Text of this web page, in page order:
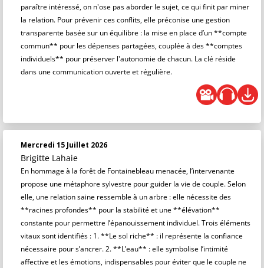
paraître intéressé, on n'ose pas aborder le sujet, ce qui finit par miner
la relation. Pour prévenir ces conflits, elle préconise une gestion
transparente basée sur un équilibre : la mise en place d’un **compte
commun** pour les dépenses partagées, couplée à des **comptes
individuels** pour préserver l'autonomie de chacun. La clé réside
dans une communication ouverte et régulière.
Mercredi 15 Juillet 2026
Brigitte Lahaie
En hommage à la forêt de Fontainebleau menacée, l’intervenante
propose une métaphore sylvestre pour guider la vie de couple. Selon
elle, une relation saine ressemble à un arbre : elle nécessite des
**racines profondes** pour la stabilité et une **élévation**
constante pour permettre l’épanouissement individuel. Trois éléments
vitaux sont identifiés : 1. **Le sol riche** : il représente la confiance
nécessaire pour s’ancrer. 2. **L’eau** : elle symbolise l’intimité
affective et les émotions, indispensables pour éviter que le couple ne